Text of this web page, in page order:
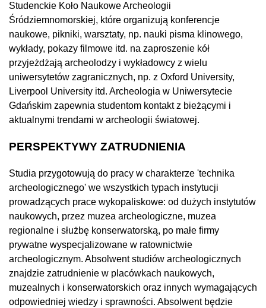
Studenckie Koło Naukowe Archeologii
Śródziemnomorskiej, które organizują konferencje
naukowe, pikniki, warsztaty, np. nauki pisma klinowego,
wykłady, pokazy filmowe itd. na zaproszenie kół
przyjeżdżają archeolodzy i wykładowcy z wielu
uniwersytetów zagranicznych, np. z Oxford University,
Liverpool University itd. Archeologia w Uniwersytecie
Gdańskim zapewnia studentom kontakt z bieżącymi i
aktualnymi trendami w archeologii światowej.
PERSPEKTYWY ZATRUDNIENIA
Studia przygotowują do pracy w charakterze 'technika
archeologicznego' we wszystkich typach instytucji
prowadzących prace wykopaliskowe: od dużych instytutów
naukowych, przez muzea archeologiczne, muzea
regionalne i służbę konserwatorską, po małe firmy
prywatne wyspecjalizowane w ratownictwie
archeologicznym. Absolwent studiów archeologicznych
znajdzie zatrudnienie w placówkach naukowych,
muzealnych i konserwatorskich oraz innych wymagających
odpowiedniej wiedzy i sprawności. Absolwent będzie